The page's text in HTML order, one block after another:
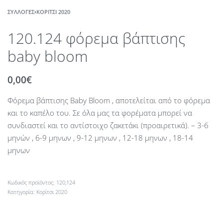
ΣΥΛΛΟΓΈΣ›ΚΟΡΊΤΣΙ 2020
120.124 φόρεμα βάπτισης
baby bloom
0,00€
Φόρεμα βάπτισης Baby Bloom , αποτελείται από το φόρεμα
και το καπέλο του. Σε όλα μας τα φορέματα μπορεί να
συνδιαστεί και το αντίστοιχο ζακετάκι (προαιρετικά). – 3-6
μηνών , 6-9 μηνων , 9-12 μηνων , 12-18 μηνων , 18-14
μηνων
120,124
Κατηγορία: Κορίτσι 2020